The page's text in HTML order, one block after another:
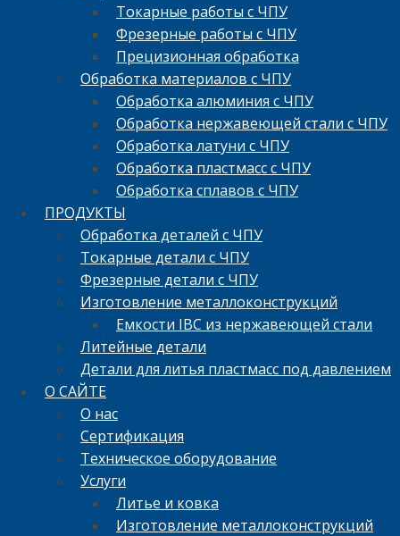
Токарные работы с ЧПУ
Фрезерные работы с ЧПУ
Прецизионная обработка
Обработка материалов с ЧПУ
Обработка алюминия с ЧПУ
Обработка нержавеющей стали с ЧПУ
Обработка латуни с ЧПУ
Обработка пластмасс с ЧПУ
Обработка сплавов с ЧПУ
ПРОДУКТЫ
Обработка деталей с ЧПУ
Токарные детали с ЧПУ
Фрезерные детали с ЧПУ
Изготовление металлоконструкций
Емкости IBC из нержавеющей стали
Литейные детали
Детали для литья пластмасс под давлением
О САЙТЕ
О нас
Сертификация
Техническое оборудование
Услуги
Литье и ковка
Изготовление металлоконструкций